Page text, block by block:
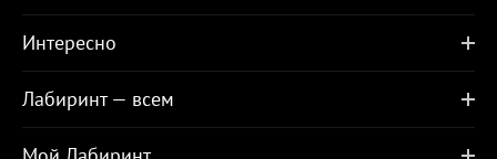
Интересно
Лабиринт — всем